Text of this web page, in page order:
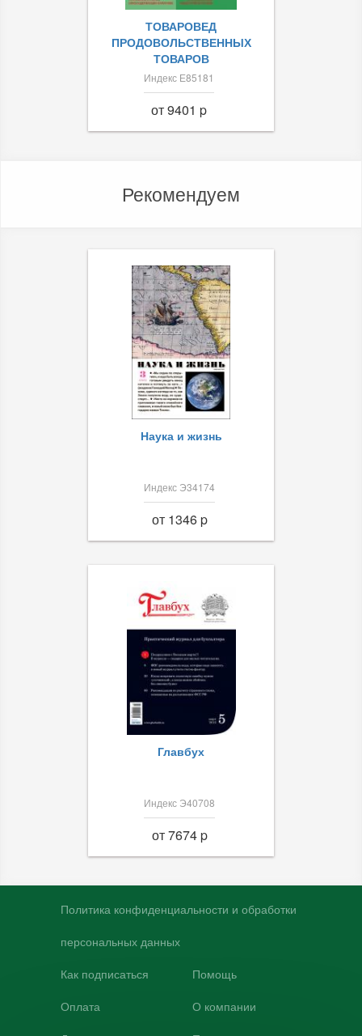
ТОВАРОВЕД
ПРОДОВОЛЬСТВЕННЫХ
ТОВАРОВ
Индекс Е85181
от 9401 p
Рекомендуем
Наука и жизнь
Индекс Э34174
от 1346 p
Главбух
Индекс Э40708
от 7674 p
Политика конфиденциальности и обработки
персональных данных
Как подписаться
Оплата
Помощь
О компании